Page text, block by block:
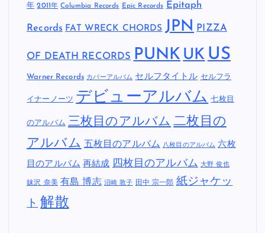
年 2011年 Columbia Records Epic Records Epitaph
Records FAT WRECK CHORDS JPN PIZZA
OF DEATH RECORDS PUNK UK US
Warner Records カバーアルバム セルフタイトル セルフラ
イナーノーツ デビューアルバム 七枚目
のアルバム 三枚目のアルバム 二枚目の
アルバム 五枚目のアルバム 八枚目のアルバム 六枚
目のアルバム 再結成 四枚目のアルバム 大野 俊也
妹沢 奈美 有島 博志 沼崎 敦子 田中 宗一郎 紙ジャケッ
ト 解散